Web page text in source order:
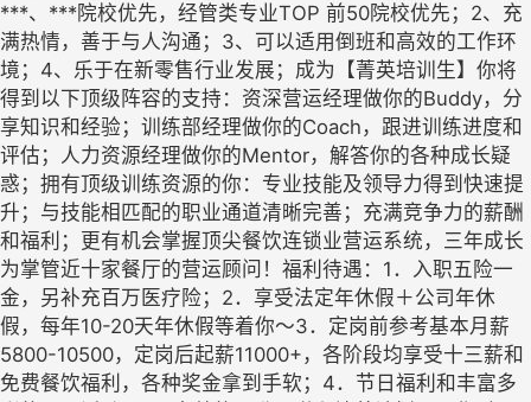
***、***院校优先，经管类专业TOP 前50院校优先；2、充
满热情，善于与人沟通；3、可以适用倒班和高效的工作环
境；4、乐于在新零售行业发展；成为【菁英培训生】你将
得到以下顶级阵容的支持：资深营运经理做你的Buddy，分
享知识和经验；训练部经理做你的Coach，跟进训练进度和
评估；人力资源经理做你的Mentor，解答你的各种成长疑
惑；拥有顶级训练资源的你：专业技能及领导力得到快速提
升；与技能相匹配的职业通道清晰完善；充满竞争力的薪酬
和福利；更有机会掌握顶尖餐饮连锁业营运系统，三年成长
为掌管近十家餐厅的营运顾问！福利待遇：1．入职五险一
金，另补充百万医疗险；2．享受法定年休假＋公司年休
假，每年10-20天年休假等着你～3．定岗前参考基本月薪
5800-10500，定岗后起薪11000+，各阶段均享受十三薪和
免费餐饮福利，各种奖金拿到手软；4．节日福利和丰富多